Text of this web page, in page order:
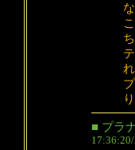
■ プラ